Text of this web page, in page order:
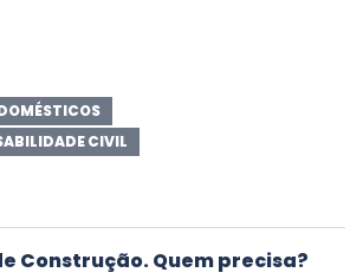
CIVIL
Construção. Quem precisa?